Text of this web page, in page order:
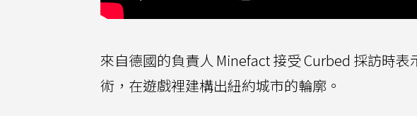
來自德國的負責人 Minefact 接受 Curbed 採訪時
術，在遊戲裡建構出紐約城市的輪廓。